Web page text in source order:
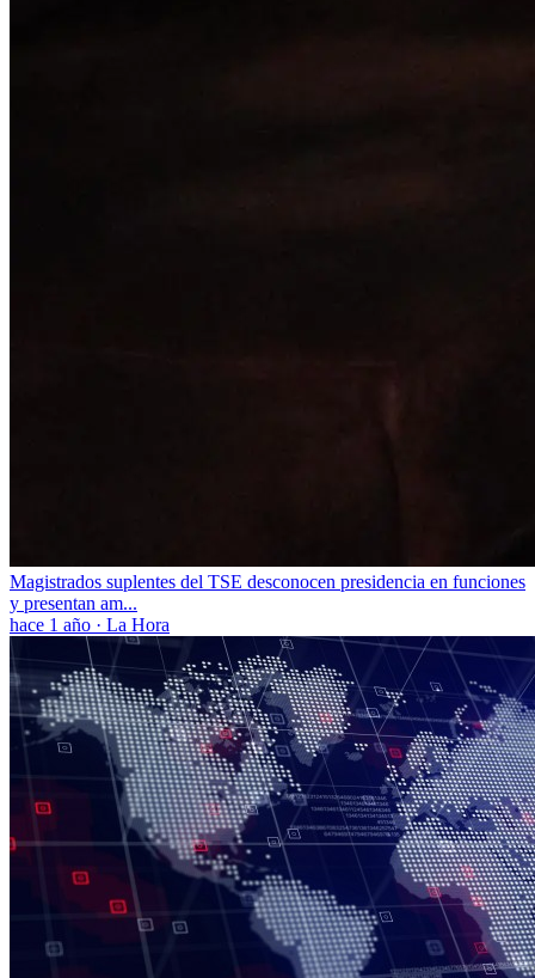
Magistrados suplentes del TSE desconocen presidencia en funciones
y presentan am...
hace 1 año · La Hora